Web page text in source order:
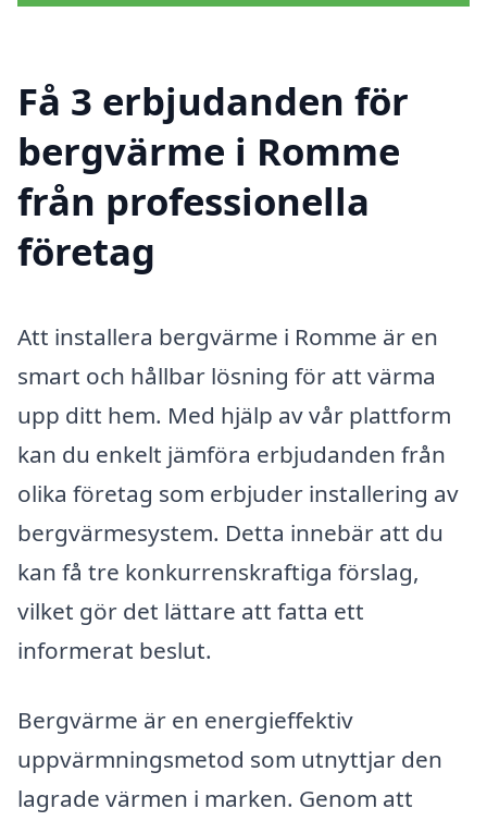
Få 3 erbjudanden för
bergvärme i Romme
från professionella
företag
Att installera bergvärme i Romme är en
smart och hållbar lösning för att värma
upp ditt hem. Med hjälp av vår plattform
kan du enkelt jämföra erbjudanden från
olika företag som erbjuder installering av
bergvärmesystem. Detta innebär att du
kan få tre konkurrenskraftiga förslag,
vilket gör det lättare att fatta ett
informerat beslut.
Bergvärme är en energieffektiv
uppvärmningsmetod som utnyttjar den
lagrade värmen i marken. Genom att